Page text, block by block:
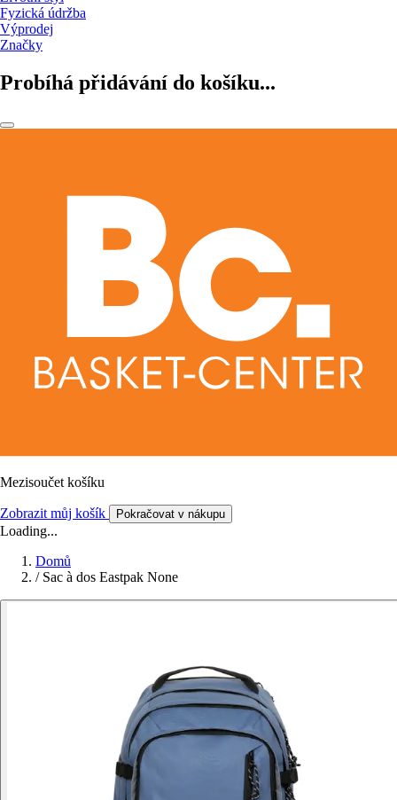
Fyzická údržba
Výprodej
Značky
Probíhá přidávání do košíku...
Mezisoučet košíku
Zobrazit můj košík Pokračovat v nákupu
Loading...
Domů
/ Sac à dos Eastpak None